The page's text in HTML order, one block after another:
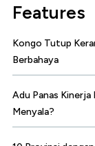
Features
Kongo Tutup
Berbahaya
Adu Panas Kinerja
Menyala?